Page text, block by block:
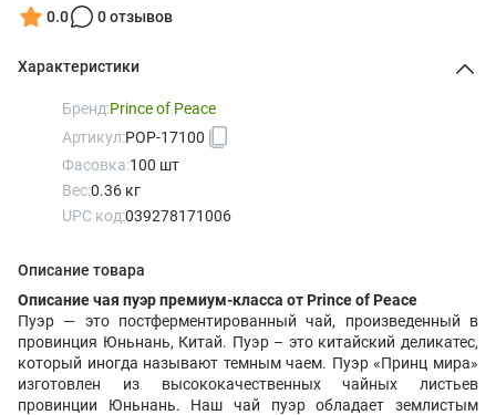
0.0 0 отзывов
Характеристики
Бренд:Prince of Peace
Артикул:POP-17100
Фасовка:100 шт
Вес:0.36 кг
UPC код:039278171006
Описание товара
Описание чая пуэр премиум-класса от Prince of Peace
Пуэр — это постферментированный чай, произведенный в
провинция Юньнань, Китай. Пуэр – это китайский деликатес,
который иногда называют темным чаем. Пуэр «Принц мира»
изготовлен из высококачественных чайных листьев
провинции Юньнань. Наш чай пуэр обладает землистым